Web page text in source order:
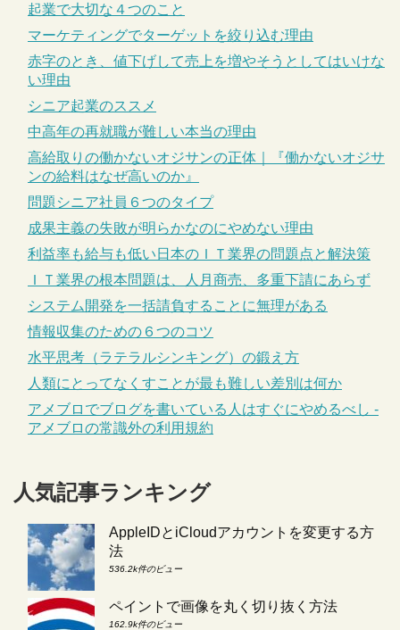
起業で大切な４つのこと
マーケティングでターゲットを絞り込む理由
赤字のとき、値下げして売上を増やそうとしてはいけな
い理由
シニア起業のススメ
中高年の再就職が難しい本当の理由
高給取りの働かないオジサンの正体｜『働かないオジサ
ンの給料はなぜ高いのか』
問題シニア社員６つのタイプ
成果主義の失敗が明らかなのにやめない理由
利益率も給与も低い日本のＩＴ業界の問題点と解決策
ＩＴ業界の根本問題は、人月商売、多重下請にあらず
システム開発を一括請負することに無理がある
情報収集のための６つのコツ
水平思考（ラテラルシンキング）の鍛え方
人類にとってなくすことが最も難しい差別は何か
アメブロでブログを書いている人はすぐにやめるべし -
アメブロの常識外の利用規約
人気記事ランキング
AppleIDとiCloudアカウントを変更する方
法
536.2k件のビュー
ペイントで画像を丸く切り抜く方法
162.9k件のビュー